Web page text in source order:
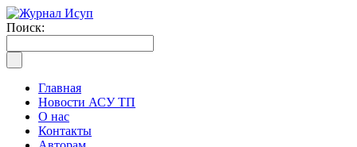
Поиск:
Главная
Новости АСУ ТП
О нас
Контакты